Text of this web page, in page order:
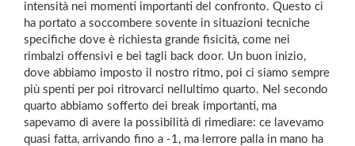
intensità nei momenti importanti del confronto. Questo ci
ha portato a soccombere sovente in situazioni tecniche
specifiche dove è richiesta grande fisicità, come nei
rimbalzi offensivi e bei tagli back door. Un buon inizio,
dove abbiamo imposto il nostro ritmo, poi ci siamo sempre
più spenti per poi ritrovarci nellultimo quarto. Nel secondo
quarto abbiamo sofferto dei break importanti, ma
sapevamo di avere la possibilità di rimediare: ce lavevamo
quasi fatta, arrivando fino a -1, ma lerrore palla in mano ha